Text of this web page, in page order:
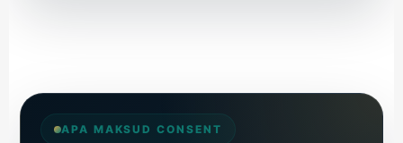
APA MAKSUD CONSENT